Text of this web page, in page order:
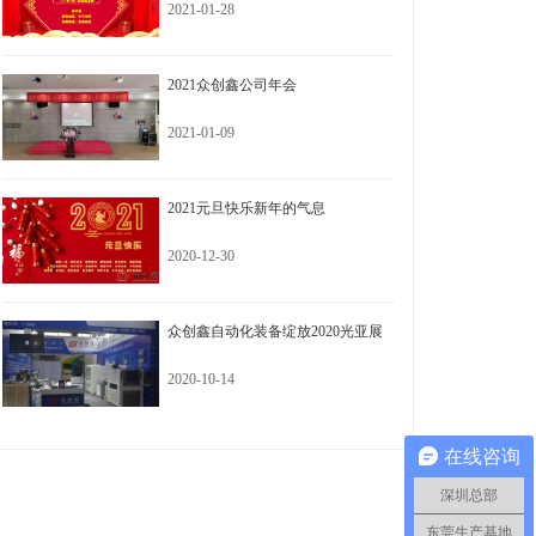
2021-01-28
2021众创鑫公司年会
2021-01-09
2021元旦快乐新年的气息
2020-12-30
众创鑫自动化装备绽放2020光亚展
2020-10-14
在线咨询
深圳总部
东莞生产基地